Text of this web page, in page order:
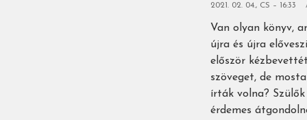
2021. 02. 04., CS – 16:33
Van olyan könyv,
újra és újra
először
szöveget, de
írták volna?
érdemes